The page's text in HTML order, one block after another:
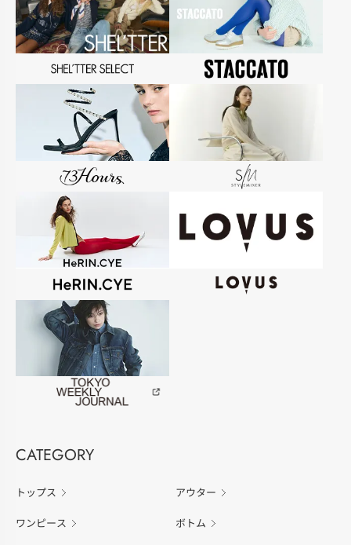
CATEGORY
トップス アウター
ワンピース ボトム